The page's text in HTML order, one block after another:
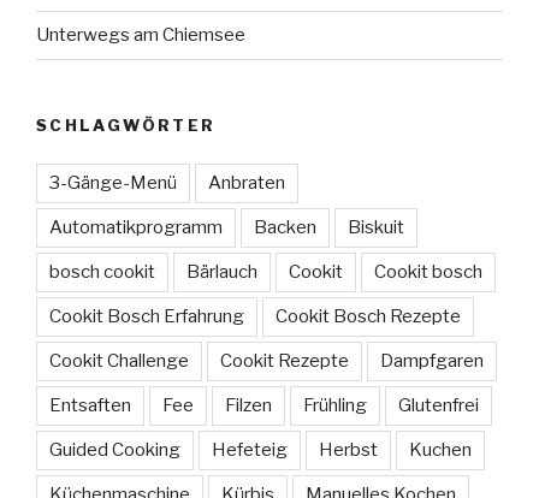
Unterwegs am Chiemsee
SCHLAGWÖRTER
3-Gänge-Menü Anbraten
Automatikprogramm Backen Biskuit
bosch cookit Bärlauch Cookit Cookit bosch
Cookit Bosch Erfahrung Cookit Bosch Rezepte
Cookit Challenge Cookit Rezepte Dampfgaren
Entsaften Fee Filzen Frühling Glutenfrei
Guided Cooking Hefeteig Herbst Kuchen